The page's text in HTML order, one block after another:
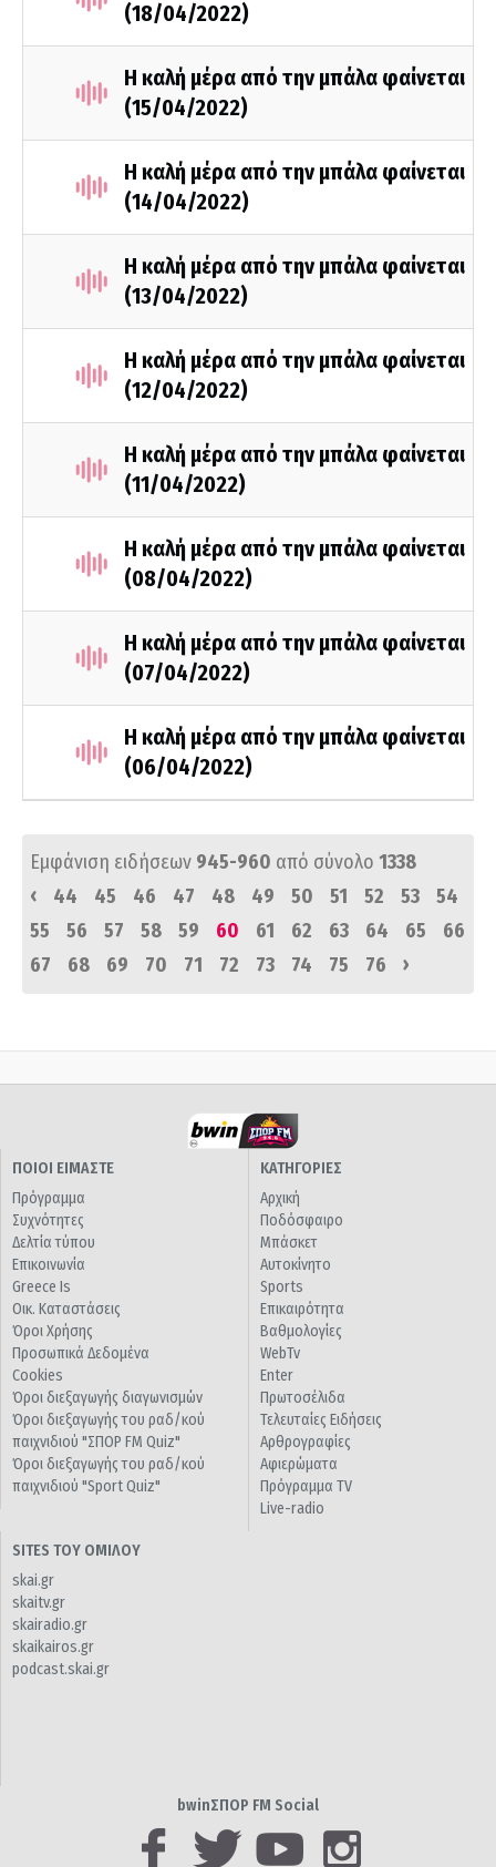
(18/04/2022)
Η καλή μέρα από την μπάλα φαίνεται
(15/04/2022)
Η καλή μέρα από την μπάλα φαίνεται
(14/04/2022)
Η καλή μέρα από την μπάλα φαίνεται
(13/04/2022)
Η καλή μέρα από την μπάλα φαίνεται
(12/04/2022)
Η καλή μέρα από την μπάλα φαίνεται
(11/04/2022)
Η καλή μέρα από την μπάλα φαίνεται
(08/04/2022)
Η καλή μέρα από την μπάλα φαίνεται
(07/04/2022)
Η καλή μέρα από την μπάλα φαίνεται
(06/04/2022)
Εμφάνιση ειδήσεων 945-960 από σύνολο 1338
‹
44 45 46 47 48 49 50 51 52 53
54
55
56 57 58 59 60 61 62 63 64 65
66
67
68 69 70 71 72 73 74 75 76 ›
ΠΟΙΟΙ ΕΙΜΑΣΤΕ
Πρόγραμμα
Συχνότητες
Δελτία τύπου
Επικοινωνία
Greece Is
Οικ. Καταστάσεις
Όροι Χρήσης
Προσωπικά Δεδομένα
Cookies
Όροι διεξαγωγής διαγωνισμών
Όροι διεξαγωγής του ραδ/κού
παιχνιδιού "ΣΠΟΡ FM Quiz"
Όροι διεξαγωγής του ραδ/κού
παιχνιδιού "Sport Quiz"
ΚΑΤΗΓΟΡΙΕΣ
Αρχική
Ποδόσφαιρο
Μπάσκετ
Αυτοκίνητο
Sports
Επικαιρότητα
Βαθμολογίες
WebTv
Enter
Πρωτοσέλιδα
Τελευταίες Ειδήσεις
Αρθρογραφίες
Αφιερώματα
Πρόγραμμα TV
Live-radio
SITES ΤΟΥ ΟΜΙΛΟΥ
skai.gr
skaitv.gr
skairadio.gr
skaikairos.gr
podcast.skai.gr
bwinΣΠΟΡ FM Social